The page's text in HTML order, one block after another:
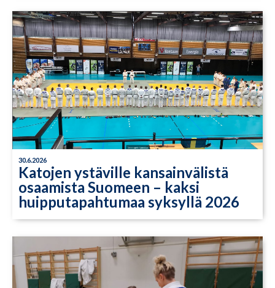
30.6.2026
Katojen ystäville kansainvälistä
osaamista Suomeen – kaksi
huipputapahtumaa syksyllä 2026